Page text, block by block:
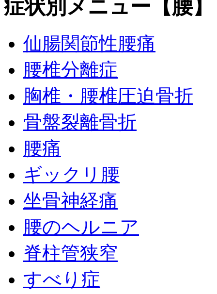
症状別メニュー【腰】
仙腸関節性腰痛
腰椎分離症
胸椎・腰椎圧迫骨折
骨盤裂離骨折
腰痛
ギックリ腰
坐骨神経痛
腰のヘルニア
脊柱管狭窄
すべり症